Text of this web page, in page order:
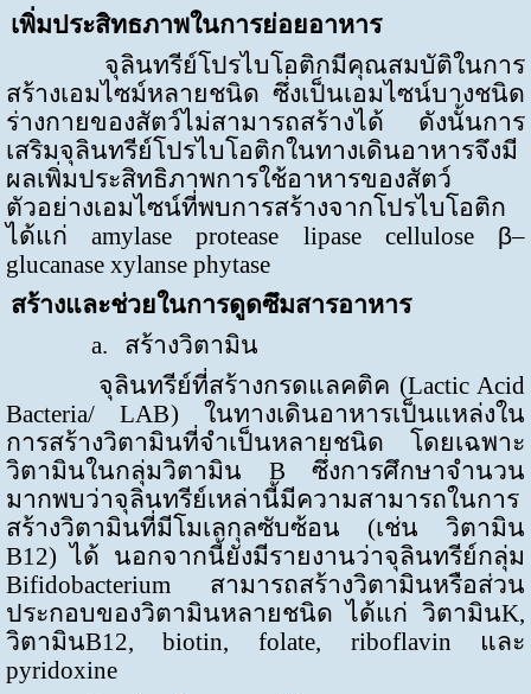
เพิ่มประสิทธภาพในการย่อยอาหาร
จุลินทรีย์โปรไบโอติกมีคุณสมบัติในการ
สร้างเอมไซม์หลายชนิด ซึ่งเป็นเอมไซน์บางชนิด
ร่างกายของสัตว์ไม่สามารถสร้างได้ ดังนั้นการ
เสริมจุลินทรีย์โปรไบโอติกในทางเดินอาหารจึงมี
ผลเพิ่มประสิทธิภาพการใช้อาหารของสัตว์
ตัวอย่างเอมไซน์ที่พบการสร้างจากโปรไบโอติก
ได้แก่ amylase protease lipase cellulose β–
glucanase xylanse phytase
สร้างและช่วยในการดูดซึมสารอาหาร
a.
สร้างวิตามิน
จุลินทรีย์ที่สร้างกรดแลคติค (Lactic Acid
Bacteria/ LAB) ในทางเดินอาหารเป็นแหล่งใน
การสร้างวิตามินที่จำเป็นหลายชนิด โดยเฉพาะ
วิตามินในกลุ่มวิตามิน B ซึ่งการศึกษาจำนวน
มากพบว่าจุลินทรีย์เหล่านี้มีความสามารถในการ
สร้างวิตามินที่มีโมเลกุลซับซ้อน (เช่น วิตามิน
B12) ได้ นอกจากนี้ยังมีรายงานว่าจุลินทรีย์กลุ่ม
Bifidobacterium สามารถสร้างวิตามินหรือส่วน
ประกอบของวิตามินหลายชนิด ได้แก่ วิตามินK,
วิตามินB12, biotin, folate, riboflavin และ
pyridoxine